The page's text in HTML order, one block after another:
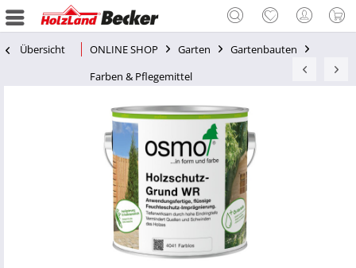
Übersicht ONLINE SHOP Garten
Gartenbauten
Farben & Pflegemittel